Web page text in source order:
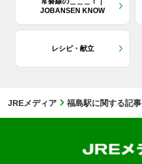
JOBANSEN KNOW
レシピ・献立
JREメディア 福島駅に関する記事